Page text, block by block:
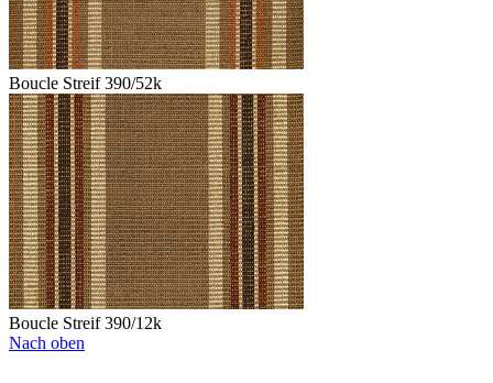
Boucle Streif 390/52k
Boucle Streif 390/12k
Nach oben